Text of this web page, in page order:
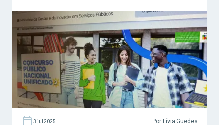
3 jul 2025 Por Lívia Guedes